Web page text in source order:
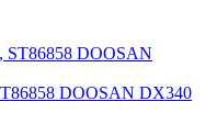
DOOSAN DX340